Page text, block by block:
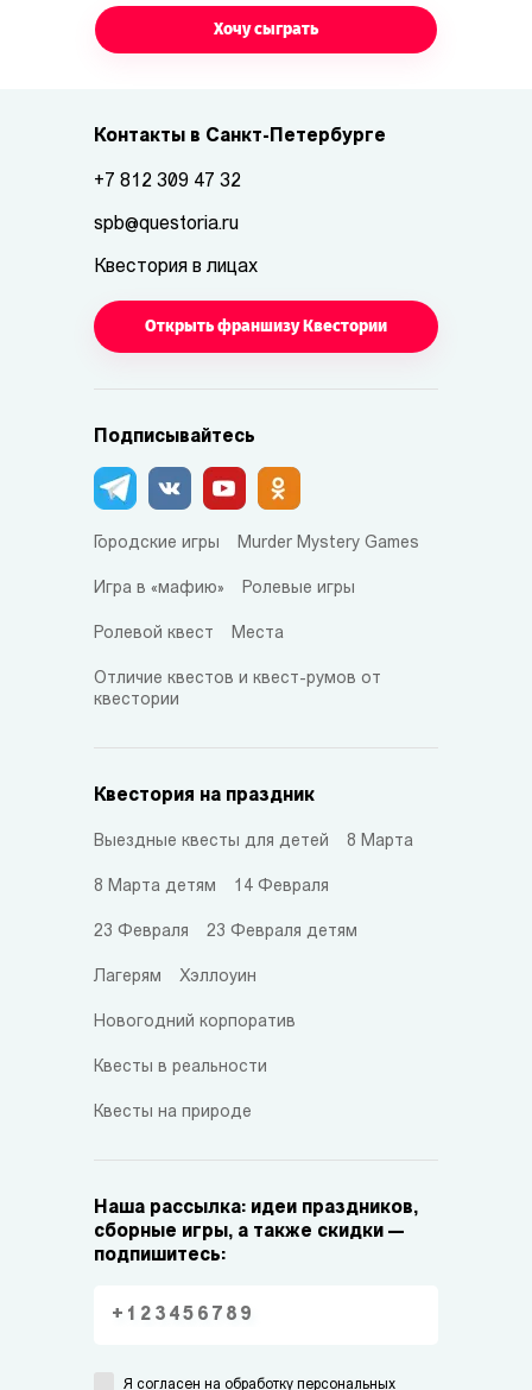
Хочу сыграть
Контакты в Санкт-Петербурге
+7 812 309 47 32
spb@questoria.ru
Квестория в лицах
Открыть франшизу Квестории
Подписывайтесь
Городские игры Murder Mystery Games
Игра в «мафию» Ролевые игры
Ролевой квест Места
Отличие квестов и квест-румов от
квестории
Квестория на праздник
Выездные квесты для детей 8 Марта
8 Марта детям 14 Февраля
23 Февраля 23 Февраля детям
Лагерям Хэллоуин
Новогодний корпоратив
Квесты в реальности
Квесты на природе
Наша рассылка: идеи праздников,
сборные игры, а также скидки —
подпишитесь:
Я согласен на обработку персональных